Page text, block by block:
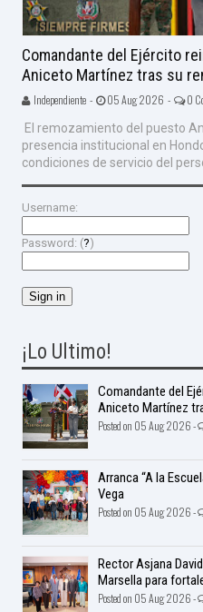
Comandante del Ejército
Aniceto Martínez tras su
Independiente - 05 Aug 2026 - 0
El remozamiento del puesto
presencia institucional en
condiciones de servicio del
Username:
Password: (?)
¡Lo Ultimo!
Comandante del
Aniceto Martínez
Posted on 05 Aug 2026 -
Arranca “A la
Vega
Posted on 05 Aug 2026 -
Rector Asjana
Marsella para
Posted on 05 Aug 2026 -